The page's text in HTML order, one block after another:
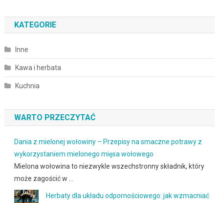
KATEGORIE
Inne
Kawa i herbata
Kuchnia
WARTO PRZECZYTAĆ
Dania z mielonej wołowiny – Przepisy na smaczne potrawy z
wykorzystaniem mielonego mięsa wołowego
Mielona wołowina to niezwykle wszechstronny składnik, który
może zagościć w …
Herbaty dla układu odpornościowego: jak wzmacniać